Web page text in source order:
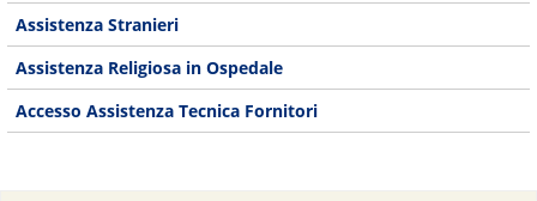
Assistenza Stranieri
Assistenza Religiosa in Ospedale
Accesso Assistenza Tecnica Fornitori